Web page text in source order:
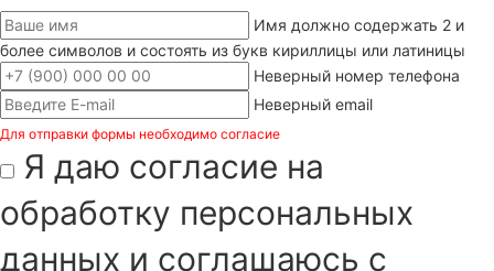
Имя должно содержать 2 и
более символов и состоять из букв кириллицы или латиницы
Неверный номер телефона
Неверный email
Для отправки формы необходимо согласие
Я даю согласие на
обработку персональных
данных и соглашаюсь с